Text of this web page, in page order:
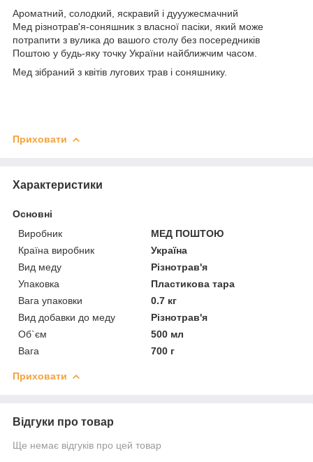
Ароматний, солодкий, яскравий і дууужесмачний
Мед різнотрав'я-соняшник з власної пасіки, який може
потрапити з вулика до вашого столу без посередників
Поштою у будь-яку точку України найближчим часом.
Мед зібраний з квітів лугових трав і соняшнику.
Приховати
Характеристики
Основні
Виробник
МЕД ПОШТОЮ
Країна виробник
Україна
Вид меду
Різнотрав'я
Упаковка
Пластикова тара
Вага упаковки
0.7 кг
Вид добавки до меду
Різнотрав'я
Об`єм
500 мл
Вага
700 г
Приховати
Відгуки про товар
Ще немає відгуків про цей товар